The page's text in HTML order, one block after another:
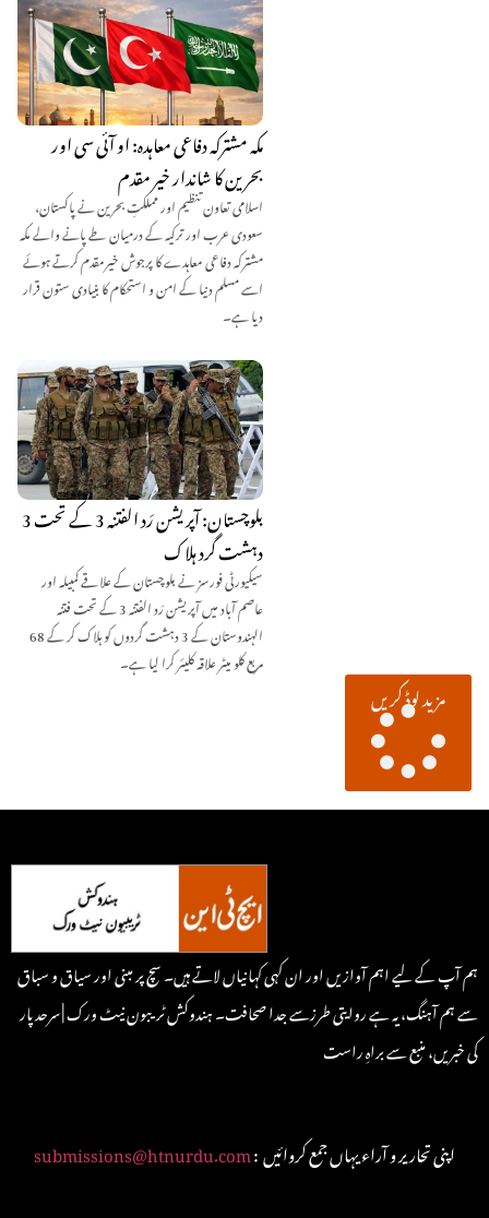
مکہ مشترکہ دفاعی معاہدہ: او آئی سی اور
بحرین کا شاندار خیر مقدم
اسلامی تعاون تنظیم اور مملکتِ بحرین نے پاکستان،
سعودی عرب اور ترکیہ کے درمیان طے پانے والے مکہ
مشترکہ دفاعی معاہدے کا پرجوش خیرمقدم کرتے ہوئے
اسے مسلم دنیا کے امن و استحکام کا بنیادی ستون قرار
دیا ہے۔
بلوچستان: آپریشن رَد الفتنہ 3 کے تحت 3
دہشت گرد ہلاک
سیکیورٹی فورسز نے بلوچستان کے علاقے کمبیلہ اور
عاصم آباد میں آپریشن رَد الفتنہ 3 کے تحت فتنہ
الہندوستان کے 3 دہشت گردوں کو ہلاک کر کے 68
مربع کلو میٹر علاقہ کلیئر کرا لیا ہے۔
مزید لوڈ کریں
ہم آپ کے لیے اہم آوازیں اور ان کہی کہانیاں لاتے ہیں۔ سچ پر مبنی اور سیاق و سباق
سے ہم آہنگ، یہ ہے روایتی طرزسے جدا صحافت۔ ہندوکش ٹریبون نیٹ ورک | سرحد پار
کی خبریں، منبع سے براہِ راست
submissions@htnurdu.com : اپنی تحاریر و آراء یہاں جمع کروائیں